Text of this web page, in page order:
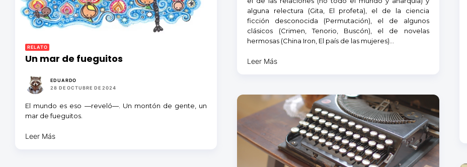
alguna relectura (Gita, El profeta), el de la ciencia
ficción desconocida (Permutación), el de algunos
clásicos (Crimen, Tenorio, Buscón), el de novelas
hermosas (China Iron, El país de las mujeres)…
Leer Más
RELATO
Un mar de fueguitos
EDUARDO
28 DE OCTUBRE DE 2024
El mundo es eso —reveló—. Un montón de gente, un
mar de fueguitos.
Leer Más